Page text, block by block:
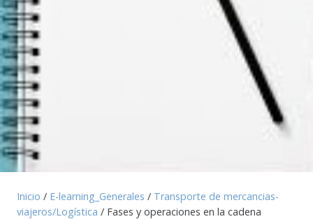
Inicio / E-learning_Generales / Transporte de mercancias-
viajeros/Logística / Fases y operaciones en la cadena